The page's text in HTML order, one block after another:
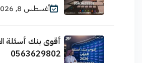
أغسطس 8, 2026
أقوى بنك أسئلة
0563629802